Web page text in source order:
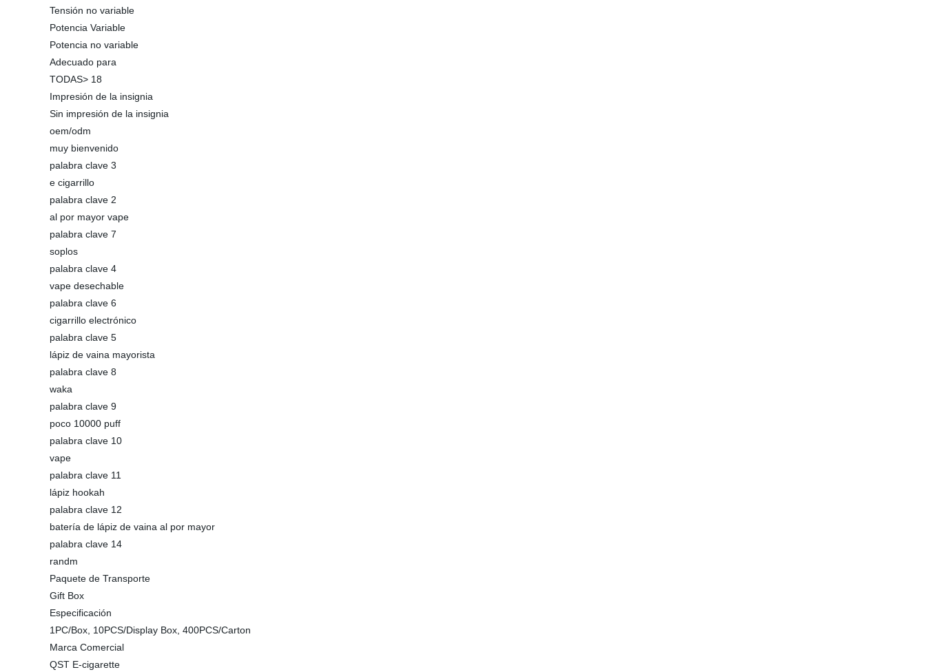
Tensión no variable
Potencia Variable
Potencia no variable
Adecuado para
TODAS> 18
Impresión de la insignia
Sin impresión de la insignia
oem/odm
muy bienvenido
palabra clave 3
e cigarrillo
palabra clave 2
al por mayor vape
palabra clave 7
soplos
palabra clave 4
vape desechable
palabra clave 6
cigarrillo electrónico
palabra clave 5
lápiz de vaina mayorista
palabra clave 8
waka
palabra clave 9
poco 10000 puff
palabra clave 10
vape
palabra clave 11
lápiz hookah
palabra clave 12
batería de lápiz de vaina al por mayor
palabra clave 14
randm
Paquete de Transporte
Gift Box
Especificación
1PC/Box, 10PCS/Display Box, 400PCS/Carton
Marca Comercial
QST E-cigarette